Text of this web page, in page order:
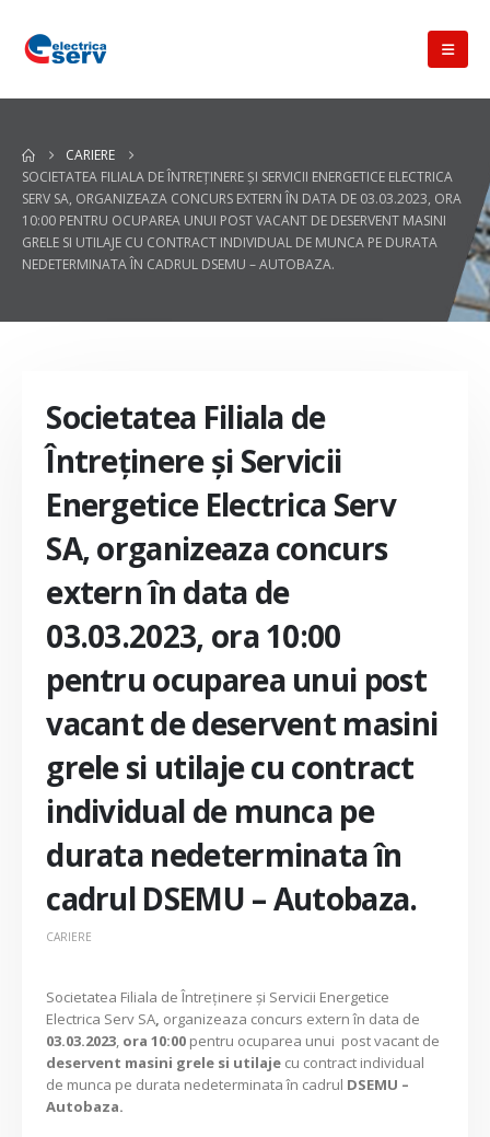
CARIERE
SOCIETATEA FILIALA DE ÎNTREŢINERE ŞI SERVICII ENERGETICE ELECTRICA
SERV SA, ORGANIZEAZA CONCURS EXTERN ÎN DATA DE 03.03.2023, ORA
10:00 PENTRU OCUPAREA UNUI POST VACANT DE DESERVENT MASINI
GRELE SI UTILAJE CU CONTRACT INDIVIDUAL DE MUNCA PE DURATA
NEDETERMINATA ÎN CADRUL DSEMU – AUTOBAZA.
Societatea Filiala de
Întreţinere şi Servicii
Energetice Electrica Serv
SA, organizeaza concurs
extern în data de
03.03.2023, ora 10:00
pentru ocuparea unui post
vacant de deservent masini
grele si utilaje cu contract
individual de munca pe
durata nedeterminata în
cadrul DSEMU – Autobaza.
CARIERE
Societatea Filiala de Întreţinere şi Servicii Energetice
Electrica Serv SA organizeaza concurs extern în data de
03.03.2023 ora 10:00 pentru ocuparea unui post vacant de
deservent masini grele si utilaje cu contract individual
de munca pe durata nedeterminata în cadrul DSEMU –
Autobaza.